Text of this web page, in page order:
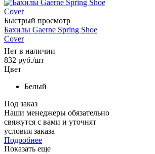
Быстрый просмотр
Бахилы Gaerne Spring Shoe
Cover
Нет в наличии
832 руб./шт
Цвет
Белый
Под заказ
Наши менеджеры обязательно
свяжутся с вами и уточнят
условия заказа
Подробнее
Показать еще